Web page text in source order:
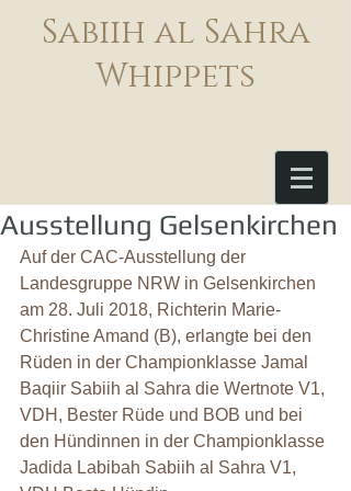
Sabiih al Sahra
Whippets
Ausstellung Gelsenkirchen
Auf der CAC-Ausstellung der
Landesgruppe NRW in Gelsenkirchen
am 28. Juli 2018, Richterin Marie-
Christine Amand (B), erlangte bei den
Rüden in der Championklasse Jamal
Baqiir Sabiih al Sahra die Wertnote V1,
VDH, Bester Rüde und BOB und bei
den Hündinnen in der Championklasse
Jadida Labibah Sabiih al Sahra V1,